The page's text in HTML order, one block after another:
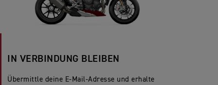
IN VERBINDUNG BLEIBEN
Übermittle deine E-Mail-Adresse und erhalte